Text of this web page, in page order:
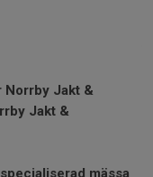
Norrby Jakt &
Jakt &
specialiserad mässa